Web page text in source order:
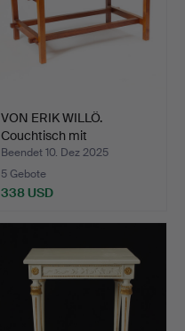
VON ERIK WILLÖ.
Couchtisch mit
Steinplatte…
Beendet 10. Dez 2025
5 Gebote
338 USD